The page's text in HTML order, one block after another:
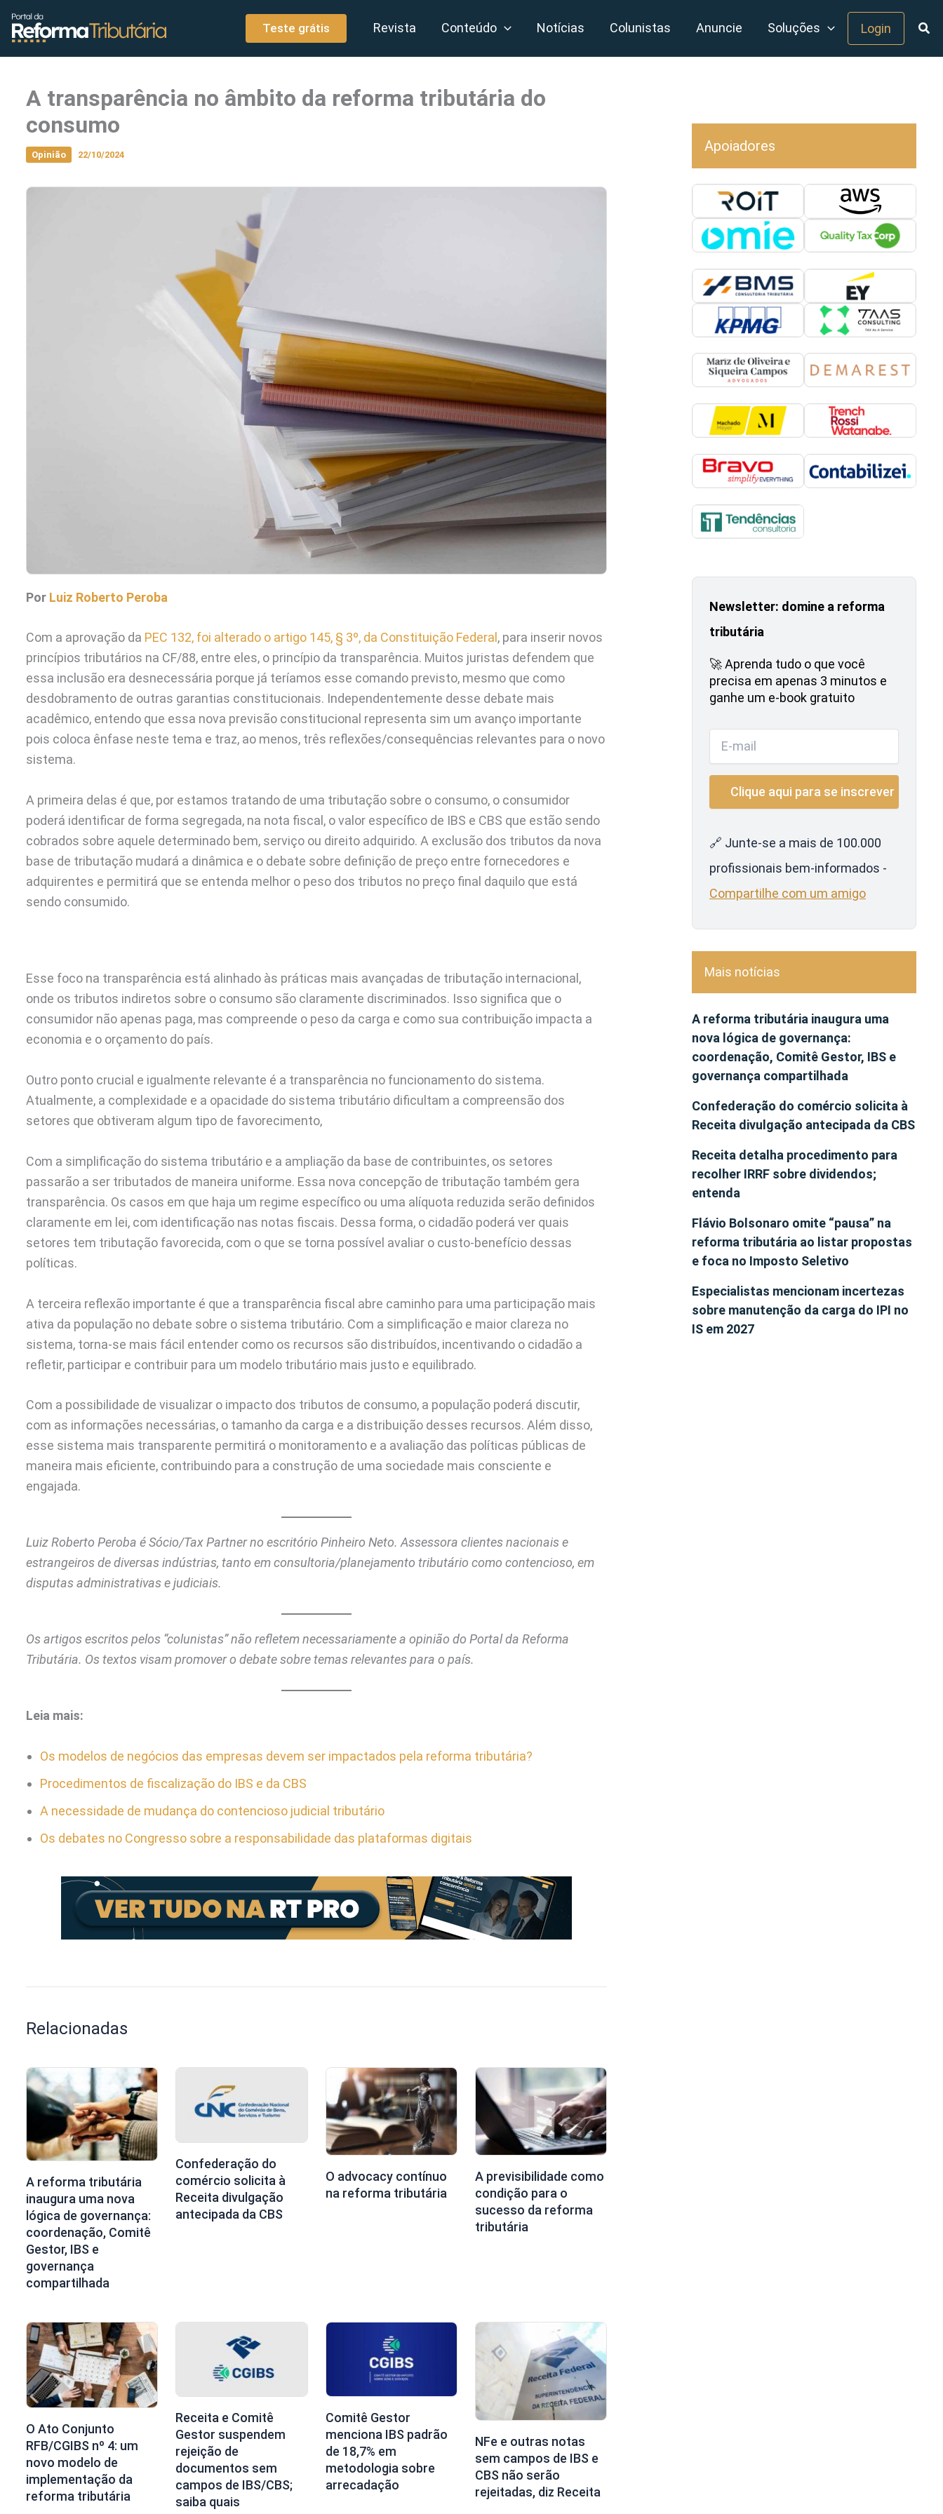
conteúdo
Teste grátis Revista Conteúdo Notícias Colunistas Anuncie Soluções Login
A transparência no âmbito da reforma tributária do
consumo
Opinião 22/10/2024
Por Luiz Roberto Peroba
Com a aprovação da PEC 132, foi alterado o artigo 145, § 3º, da Constituição Federal , para inserir novos
princípios tributários na CF/88, entre eles, o princípio da transparência. Muitos juristas defendem que
essa inclusão era desnecessária porque já teríamos esse comando previsto, mesmo que como
desdobramento de outras garantias constitucionais. Independentemente desse debate mais
acadêmico, entendo que essa nova previsão constitucional representa sim um avanço importante
pois coloca ênfase neste tema e traz, ao menos, três reflexões/consequências relevantes para o novo
sistema.
A primeira delas é que, por estamos tratando de uma tributação sobre o consumo, o consumidor
poderá identificar de forma segregada, na nota fiscal, o valor específico de IBS e CBS que estão sendo
cobrados sobre aquele determinado bem, serviço ou direito adquirido. A exclusão dos tributos da nova
base de tributação mudará a dinâmica e o debate sobre definição de preço entre fornecedores e
adquirentes e permitirá que se entenda melhor o peso dos tributos no preço final daquilo que está
sendo consumido.
Esse foco na transparência está alinhado às práticas mais avançadas de tributação internacional,
onde os tributos indiretos sobre o consumo são claramente discriminados. Isso significa que o
consumidor não apenas paga, mas compreende o peso da carga e como sua contribuição impacta a
economia e o orçamento do país.
Outro ponto crucial e igualmente relevante é a transparência no funcionamento do sistema.
Atualmente, a complexidade e a opacidade do sistema tributário dificultam a compreensão dos
setores que obtiveram algum tipo de favorecimento,
Com a simplificação do sistema tributário e a ampliação da base de contribuintes, os setores
passarão a ser tributados de maneira uniforme. Essa nova concepção de tributação também gera
transparência. Os casos em que haja um regime específico ou uma alíquota reduzida serão definidos
claramente em lei, com identificação nas notas fiscais. Dessa forma, o cidadão poderá ver quais
setores tem tributação favorecida, com o que se torna possível avaliar o custo-benefício dessas
políticas.
A terceira reflexão importante é que a transparência fiscal abre caminho para uma participação mais
ativa da população no debate sobre o sistema tributário. Com a simplificação e maior clareza no
sistema, torna-se mais fácil entender como os recursos são distribuídos, incentivando o cidadão a
refletir, participar e contribuir para um modelo tributário mais justo e equilibrado.
Com a possibilidade de visualizar o impacto dos tributos de consumo, a população poderá discutir,
com as informações necessárias, o tamanho da carga e a distribuição desses recursos. Além disso,
esse sistema mais transparente permitirá o monitoramento e a avaliação das políticas públicas de
maneira mais eficiente, contribuindo para a construção de uma sociedade mais consciente e
engajada.
Luiz Roberto Peroba é Sócio/Tax Partner no escritório Pinheiro Neto. Assessora clientes nacionais e
estrangeiros de diversas indústrias, tanto em consultoria/planejamento tributário como contencioso, em
disputas administrativas e judiciais.
Os artigos escritos pelos “colunistas” não refletem necessariamente a opinião do Portal da Reforma
Tributária. Os textos visam promover o debate sobre temas relevantes para o país.
Leia mais:
Os modelos de negócios das empresas devem ser impactados pela reforma tributária?
Procedimentos de fiscalização do IBS e da CBS
A necessidade de mudança do contencioso judicial tributário
Os debates no Congresso sobre a responsabilidade das plataformas digitais
Relacionadas
A reforma tributária
inaugura uma nova
lógica de governança:
coordenação, Comitê
Gestor, IBS e
governança
compartilhada
Confederação do
comércio solicita à
Receita divulgação
antecipada da CBS
O advocacy contínuo
na reforma tributária
A previsibilidade como
condição para o
sucesso da reforma
tributária
O Ato Conjunto
RFB/CGIBS nº 4: um
novo modelo de
implementação da
reforma tributária
Receita e Comitê
Gestor suspendem
rejeição de
documentos sem
campos de IBS/CBS;
saiba quais
Comitê Gestor
menciona IBS padrão
de 18,7% em
metodologia sobre
arrecadação
NFe e outras notas
sem campos de IBS e
CBS não serão
rejeitadas, diz Receita
Apoiadores
Newsletter: domine a reforma
tributária
🚀 Aprenda tudo o que você
precisa em apenas 3 minutos e
ganhe um e-book gratuito
🔗 Junte-se a mais de 100.000
profissionais bem-informados -
Compartilhe com um amigo
Mais notícias
A reforma tributária inaugura uma
nova lógica de governança:
coordenação, Comitê Gestor, IBS e
governança compartilhada
Confederação do comércio solicita à
Receita divulgação antecipada da CBS
Receita detalha procedimento para
recolher IRRF sobre dividendos;
entenda
Flávio Bolsonaro omite “pausa” na
reforma tributária ao listar propostas
e foca no Imposto Seletivo
Especialistas mencionam incertezas
sobre manutenção da carga do IPI no
IS em 2027